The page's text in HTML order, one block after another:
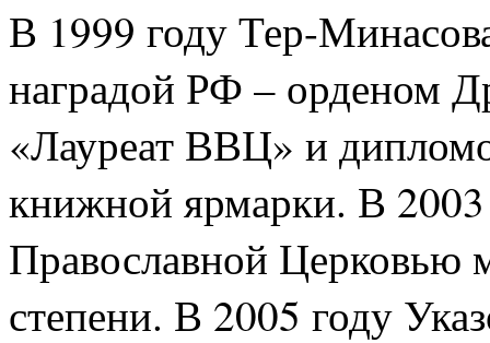
В 1999 году Тер-
наградой РФ – орденом
«Лауреат ВВЦ» и
книжной ярмарки. В 2003
Православной Церковью
степени. В 2005 году